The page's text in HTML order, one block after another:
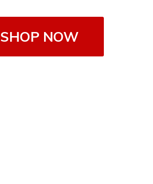
SHOP NOW